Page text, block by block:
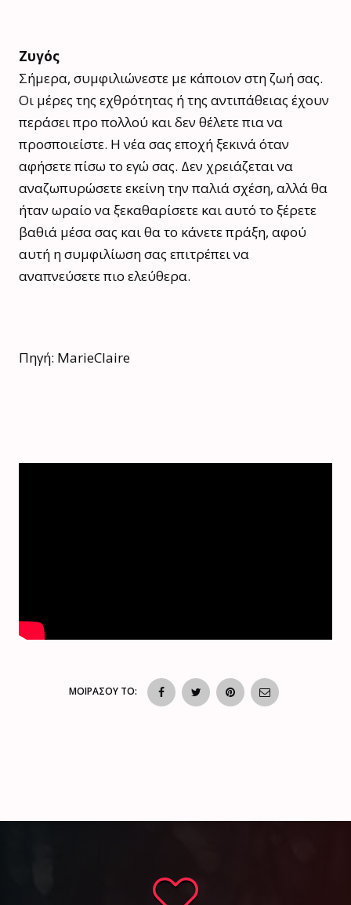
Ζυγός
Σήμερα, συμφιλιώνεστε με κάποιον στη ζωή σας.
Οι μέρες της εχθρότητας ή της αντιπάθειας έχουν
περάσει προ πολλού και δεν θέλετε πια να
προσποιείστε. Η νέα σας εποχή ξεκινά όταν
αφήσετε πίσω το εγώ σας. Δεν χρειάζεται να
αναζωπυρώσετε εκείνη την παλιά σχέση, αλλά θα
ήταν ωραίο να ξεκαθαρίσετε και αυτό το ξέρετε
βαθιά μέσα σας και θα το κάνετε πράξη, αφού
αυτή η συμφιλίωση σας επιτρέπει να
αναπνεύσετε πιο ελεύθερα.
Πηγή: MarieClaire
ΜΟΙΡΑΣΟΥ ΤΟ: